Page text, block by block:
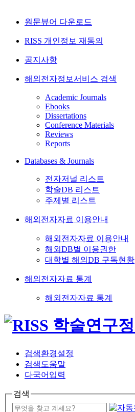
원문뷰어 다운로드
RISS 개인정보 재동의
공지사항
해외전자정보서비스 검색
Academic Journals
Ebooks
Dissertations
Conference Materials
Reviews
Reports
Databases & Journals
전자저널 리스트
학술DB 리스트
주제별 리스트
해외전자자료 이용안내
해외전자자료 이용안내
해외DB별 이용권한
대학별 해외DB 구독현황
해외전자자료 통계
해외전자자료 통계
검색환경설정
검색도움말
다국어입력
검색